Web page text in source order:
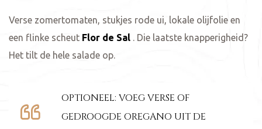
Verse zomertomaten, stukjes rode ui, lokale olijfolie en
een flinke scheut Flor de Sal . Die laatste knapperigheid?
Het tilt de hele salade op.
OPTIONEEL: VOEG VERSE OF
GEDROOGDE OREGANO UIT DE